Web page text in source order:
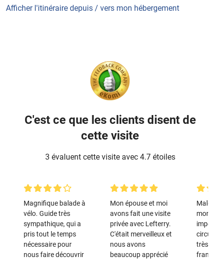
Afficher l'itinéraire depuis / vers mon hébergement
C'est ce que les clients disent de
cette visite
3 évaluent cette visite avec 4.7 étoiles
Magnifique balade à
vélo. Guide très
sympathique, qui a
pris tout le temps
nécessaire pour
nous faire découvrir
Mon épouse et moi
avons fait une visite
privée avec Lefterry.
C'était merveilleux et
nous avons
beaucoup apprécié
Malgré
circuit,
très